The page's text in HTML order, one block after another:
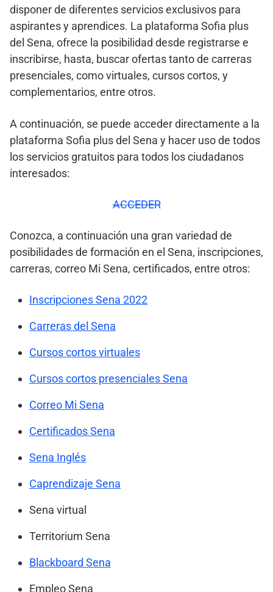
disponer de diferentes servicios exclusivos para
aspirantes y aprendices. La plataforma Sofia plus
del Sena, ofrece la posibilidad desde registrarse e
inscribirse, hasta, buscar ofertas tanto de carreras
presenciales, como virtuales, cursos cortos, y
complementarios, entre otros.
A continuación, se puede acceder directamente a la
plataforma Sofia plus del Sena y hacer uso de todos
los servicios gratuitos para todos los ciudadanos
interesados:
ACCEDER
Conozca, a continuación una gran variedad de
posibilidades de formación en el Sena, inscripciones,
carreras, correo Mi Sena, certificados, entre otros:
Inscripciones Sena 2022
Carreras del Sena
Cursos cortos virtuales
Cursos cortos presenciales Sena
Correo Mi Sena
Certificados Sena
Sena Inglés
Caprendizaje Sena
Sena virtual
Territorium Sena
Blackboard Sena
Empleo Sena